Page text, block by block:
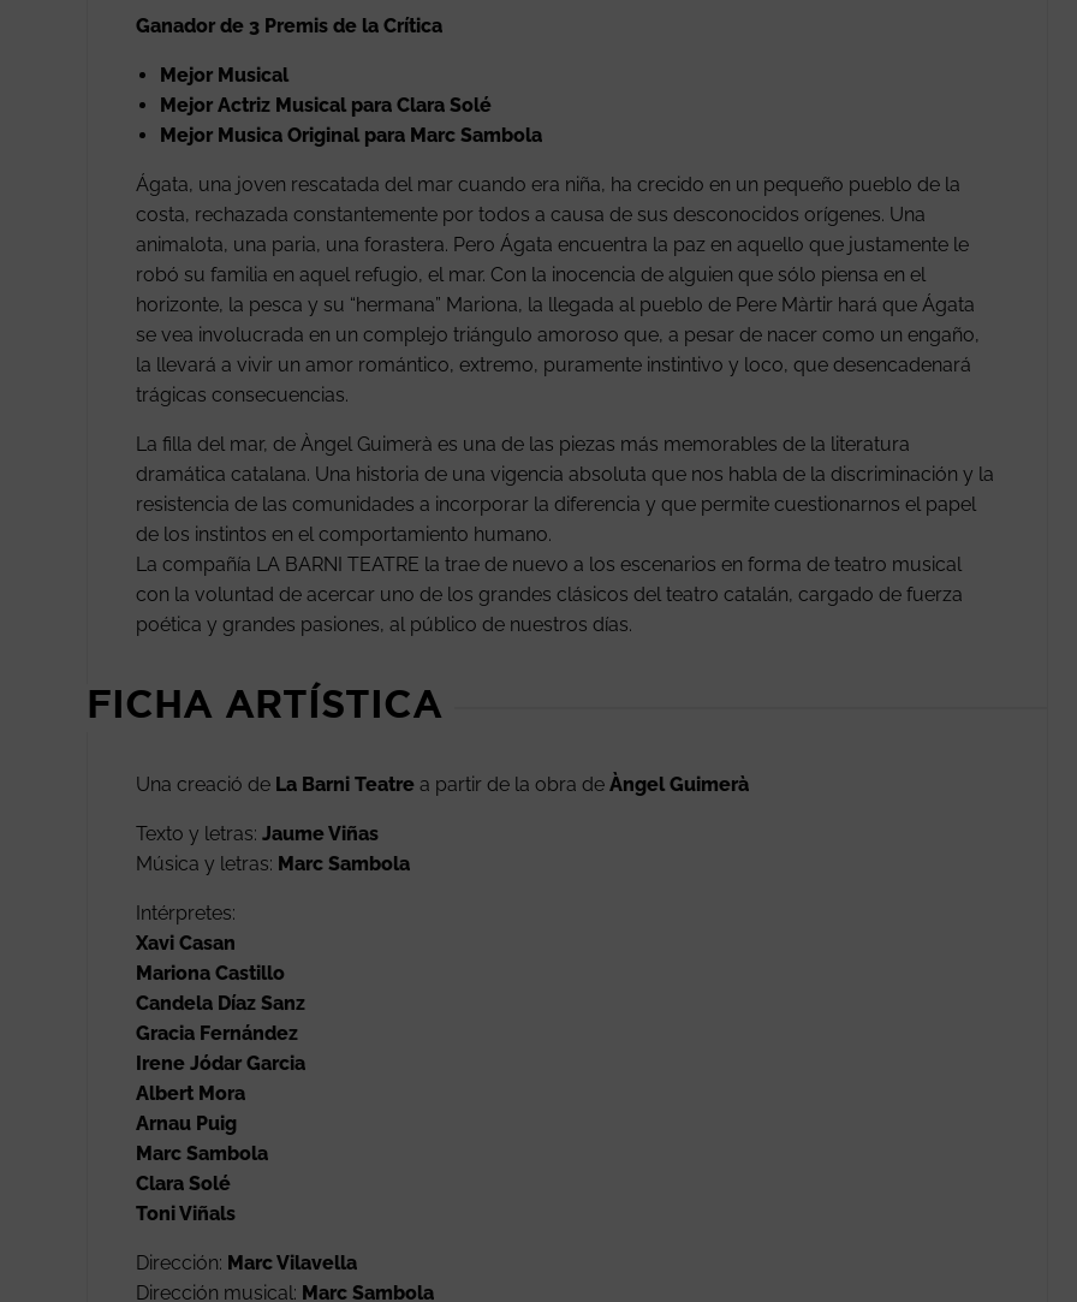
Ganador de 3 Premis de la Crítica
Mejor Musical
Mejor Actriz Musical para Clara Solé
Mejor Musica Original para Marc Sambola
Ágata, una joven rescatada del mar cuando era niña, ha crecido en un pequeño pueblo de la
costa, rechazada constantemente por todos a causa de sus desconocidos orígenes. Una
animalota, una paria, una forastera. Pero Ágata encuentra la paz en aquello que justamente le
robó su familia en aquel refugio, el mar. Con la inocencia de alguien que sólo piensa en el
horizonte, la pesca y su “hermana” Mariona, la llegada al pueblo de Pere Màrtir hará que Ágata
se vea involucrada en un complejo triángulo amoroso que, a pesar de nacer como un engaño,
la llevará a vivir un amor romántico, extremo, puramente instintivo y loco, que desencadenará
trágicas consecuencias.
La filla del mar, de Àngel Guimerà es una de las piezas más memorables de la literatura
dramática catalana. Una historia de una vigencia absoluta que nos habla de la discriminación y la
resistencia de las comunidades a incorporar la diferencia y que permite cuestionarnos el papel
de los instintos en el comportamiento humano.
La compañía LA BARNI TEATRE la trae de nuevo a los escenarios en forma de teatro musical
con la voluntad de acercar uno de los grandes clásicos del teatro catalán, cargado de fuerza
poética y grandes pasiones, al público de nuestros días.
FICHA ARTÍSTICA
Una creació de La Barni Teatre a partir de la obra de Àngel Guimerà
Texto y letras: Jaume Viñas
Música y letras: Marc Sambola
Intérpretes:
Xavi Casan
Mariona Castillo
Candela Díaz Sanz
Gracia Fernández
Irene Jódar Garcia
Albert Mora
Arnau Puig
Marc Sambola
Clara Solé
Toni Viñals
Dirección: Marc Vilavella
Dirección musical: Marc Sambola